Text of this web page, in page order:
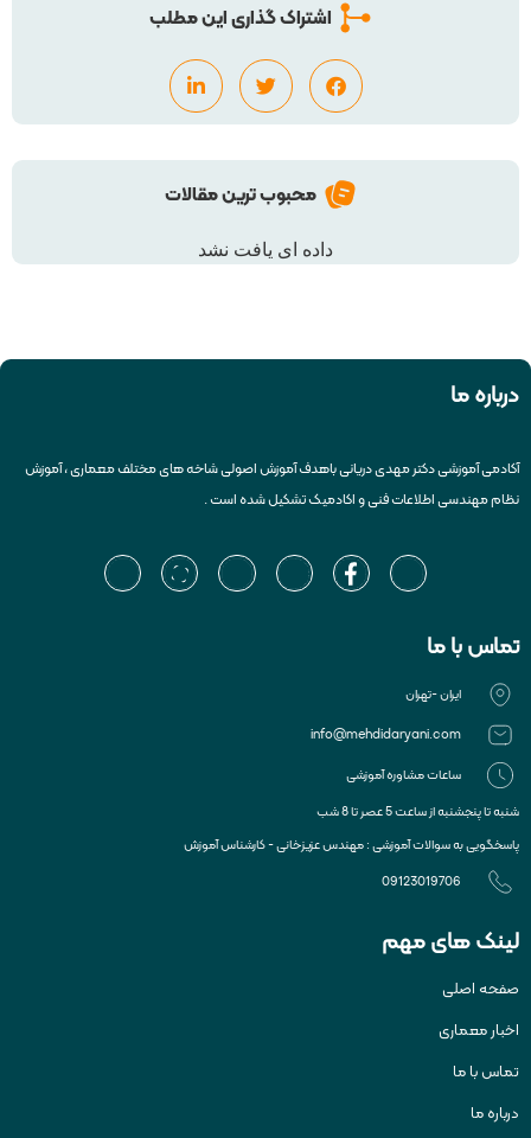
اشتراک گذاری این مطلب
محبوب ترین مقالات
داده ای یافت نشد
درباره ما
آکادمی آموزشی دکتر مهدی دریانی باهدف آموزش اصولی شاخه های مختلف معماری ، آموزش
نظام مهندسی اطلاعات فنی و اکادمیک تشکیل شده است .
تماس با ما
ایران -تهران
info@mehdidaryani.com
ساعات مشاوره آموزشی
شنبه تا پنجشنبه از ساعت 5 عصر تا 8 شب
پاسخگویی به سوالات آموزشی : مهندس عزیزخانی - کارشناس آموزش
09123019706
لینک های مهم
صفحه اصلی
اخبار معماری
تماس با ما
درباره ما